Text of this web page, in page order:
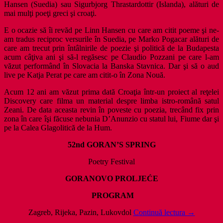
Hansen (Suedia) sau Sigurbjorg Thrastardottir (Islanda), alături de
mai mulţi poeţi greci şi croaţi.
E o ocazie să îi revăd pe Linn Hansen cu care am citit poeme şi ne-
am tradus reciproc versurile în Suedia, pe Marko Pogacar alături de
care am trecut prin întâlnirile de poezie şi politică de la Budapesta
acum câţiva ani şi să-l regăsesc pe Claudio Pozzani pe care l-am
văzut performând în Slovacia la Banska Stavnica. Dar şi să o aud
live pe Katja Perat pe care am citit-o în Zona Nouă.
Acum 12 ani am văzut prima dată Croaţia într-un proiect al reţelei
Discovery care filma un material despre limba istro-română satul
Zeani. De data aceasta revin în poveste cu poezia, trecând fix prin
zona în care îşi făcuse nebunia D’Anunzio cu statul lui, Fiume dar şi
pe la Calea Glagolitică de la Hum.
52nd GORAN’S SPRING
Poetry Festival
GORANOVO PROLJEĆE
PROGRAM
Zagreb, Rijeka, Pazin, Lukovdol Continuă lectura Cu
→